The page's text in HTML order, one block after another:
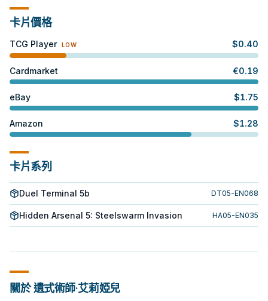
卡片價格
TCG Player LOW $0.40
Cardmarket €0.19
eBay $1.75
Amazon $1.28
卡片系列
Duel Terminal 5b DT05-EN068
Hidden Arsenal 5: Steelswarm Invasion HA05-EN035
關於 遺式術師·艾莉婭兒